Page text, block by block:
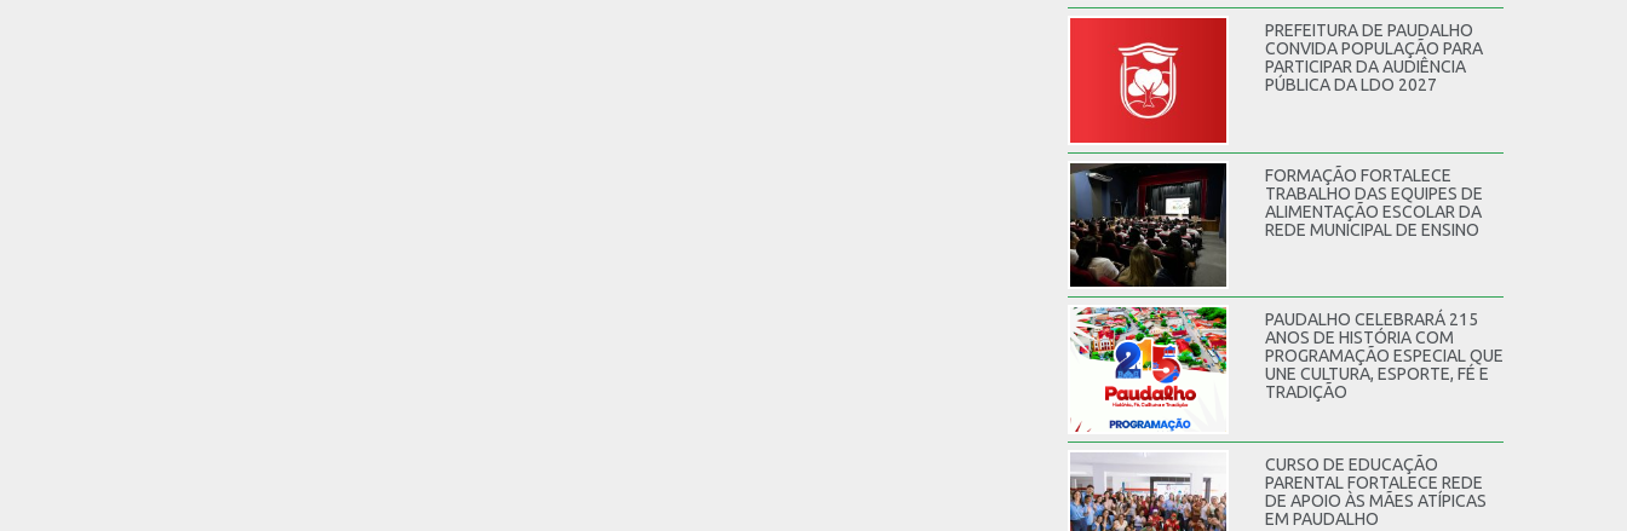
PREFEITURA DE PAUDALHO
CONVIDA POPULAÇÃO PARA
PARTICIPAR DA AUDIÊNCIA
PÚBLICA DA LDO 2027
FORMAÇÃO FORTALECE
TRABALHO DAS EQUIPES DE
ALIMENTAÇÃO ESCOLAR DA
REDE MUNICIPAL DE ENSINO
PAUDALHO CELEBRARÁ 215
ANOS DE HISTÓRIA COM
PROGRAMAÇÃO ESPECIAL QUE
UNE CULTURA, ESPORTE, FÉ E
TRADIÇÃO
CURSO DE EDUCAÇÃO
PARENTAL FORTALECE REDE
DE APOIO ÀS MÃES ATÍPICAS
EM PAUDALHO